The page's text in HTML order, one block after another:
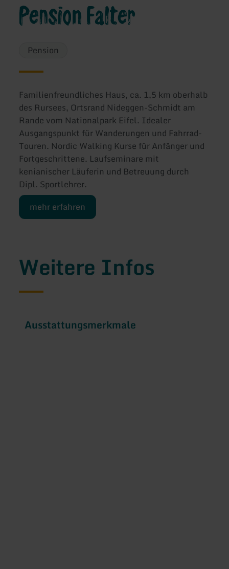
Pension Falter
Pension
Familienfreundliches Haus, ca. 1,5 km oberhalb
des Rursees, Ortsrand Nideggen-Schmidt am
Rande vom Nationalpark Eifel. Idealer
Ausgangspunkt für Wanderungen und Fahrrad-
Touren. Nordic Walking Kurse für Anfänger und
Fortgeschrittene. Laufseminare mit
kenianischer Läuferin und Betreuung durch
Dipl. Sportlehrer.
mehr erfahren
Weitere Infos
Ausstattungsmerkmale